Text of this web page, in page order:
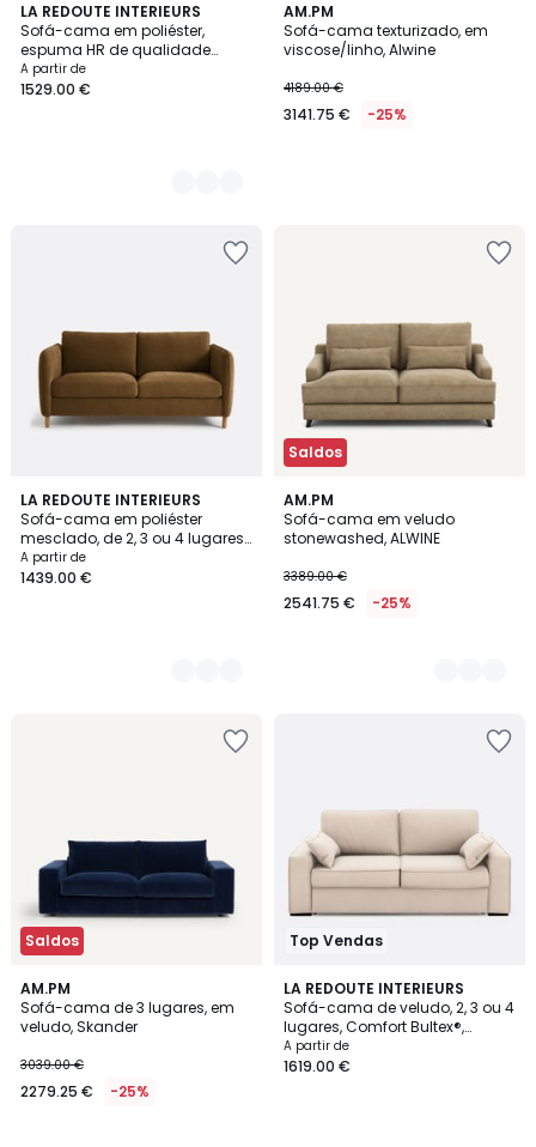
LA REDOUTE INTERIEURS
Sofá-cama em poliéster,
espuma HR de qualidade
superior, Marta
A partir de
1529.00 €
3
Cores
AM.PM
Sofá-cama texturizado, em
viscose/linho, Alwine
4189.00 €
3141.75 € -25%
LA REDOUTE INTERIEURS
Sofá-cama em poliéster
mesclado, de 2, 3 ou 4 lugares
Loméo
A partir de
1439.00 €
4
Cores
Saldos
AM.PM
Sofá-cama em veludo
stonewashed, ALWINE
3389.00 €
2541.75 € -25%
3
Cores
Saldos
AM.PM
Sofá-cama de 3 lugares, em
veludo, Skander
3039.00 €
2279.25 € -25%
15
Cores
Top Vendas
LA REDOUTE INTERIEURS
Sofá-cama de veludo, 2, 3 ou 4
lugares, Comfort Bultex®,
Cecilia
A partir de
1619.00 €
5
/
5
5
Cores